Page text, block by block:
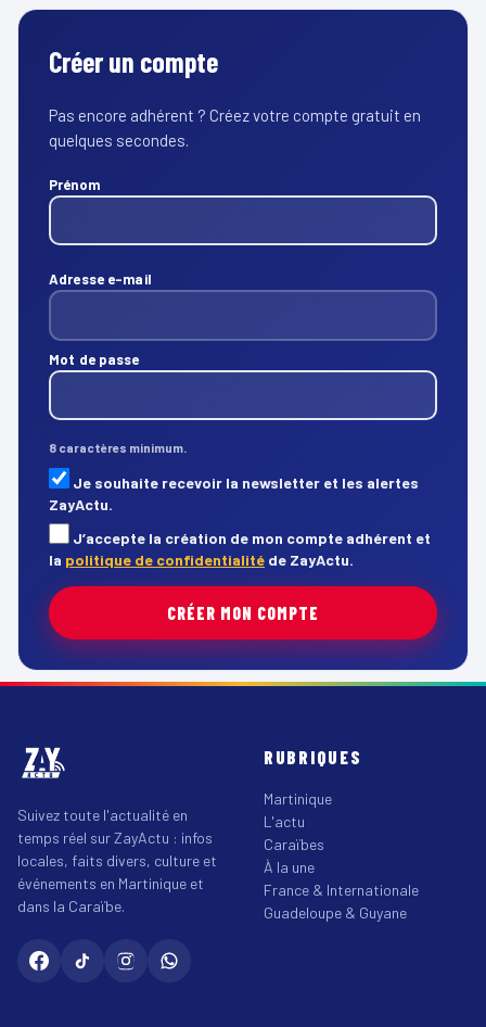
Créer un compte
Pas encore adhérent ? Créez votre compte gratuit en
quelques secondes.
Prénom
Adresse e-mail
Mot de passe
8 caractères minimum.
Je souhaite recevoir la newsletter et les alertes
ZayActu.
J’accepte la création de mon compte adhérent et
la politique de confidentialité de ZayActu.
CRÉER MON COMPTE
Suivez toute l'actualité en
temps réel sur ZayActu : infos
locales, faits divers, culture et
événements en Martinique et
dans la Caraïbe.
RUBRIQUES
Martinique
L'actu
Caraïbes
À la une
France & Internationale
Guadeloupe & Guyane